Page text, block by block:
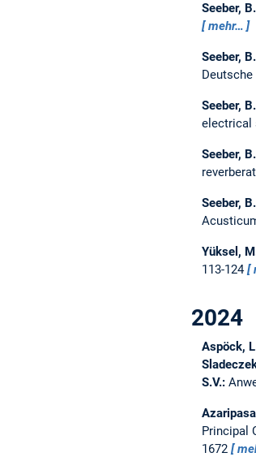
Seeber,
mehr…
Seeber,
Seeber,
electrical
Seeber,
Seeber,
Yüksel,
113-124
2024
Aspöck,
S.V.:
Principal
1672